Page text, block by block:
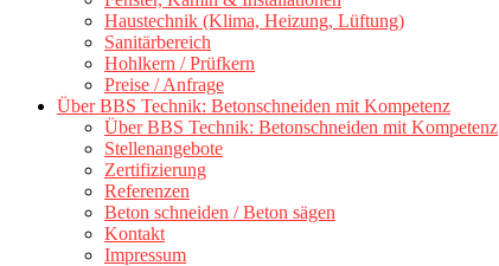
Haustechnik (Klima, Heizung, Lüftung)
Sanitärbereich
Hohlkern / Prüfkern
Preise / Anfrage
Über BBS Technik: Betonschneiden mit Kompetenz
Über BBS Technik: Betonschneiden mit Kompetenz
Stellenangebote
Zertifizierung
Referenzen
Beton schneiden / Beton sägen
Kontakt
Impressum